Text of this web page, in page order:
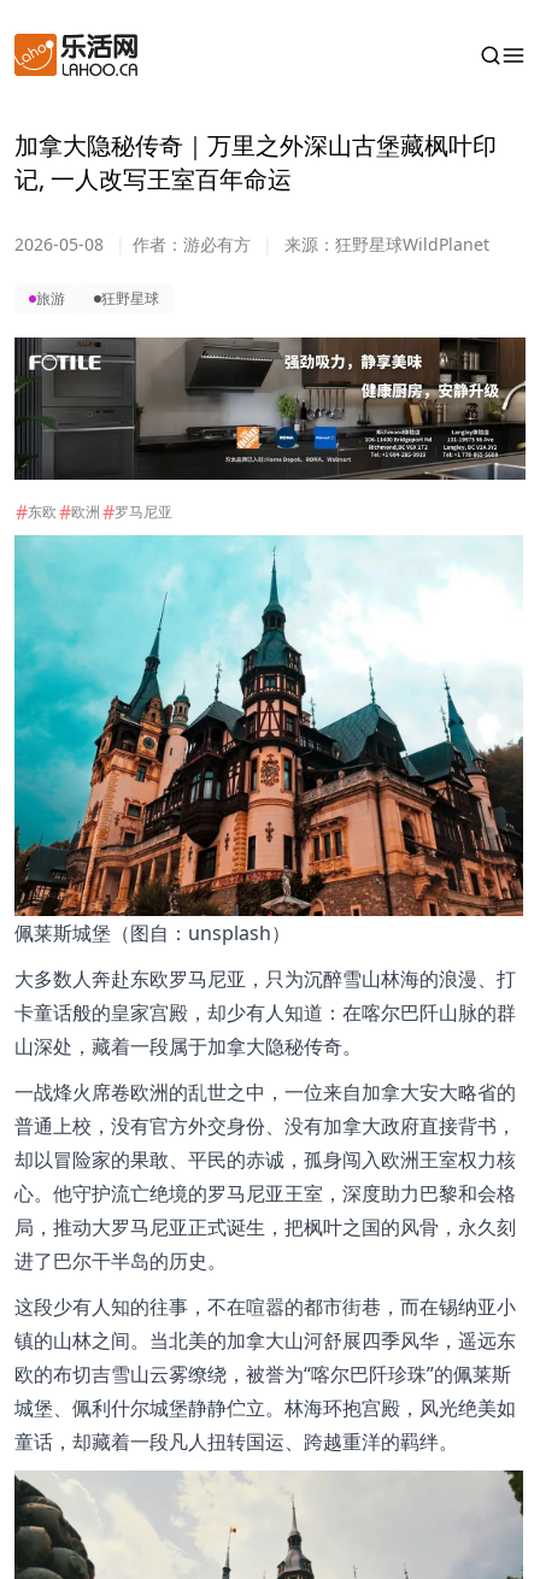
加拿大隐秘传奇｜万里之外深山古堡藏枫叶印
记, 一人改写王室百年命运
2026-05-08 作者： 游必有方 来源： 狂野星球WildPlanet
旅游 狂野星球
#东欧#欧洲#罗马尼亚
佩莱斯城堡（图自：unsplash）
大多数人奔赴东欧罗马尼亚，只为沉醉雪山林海的浪漫、打
卡童话般的皇家宫殿，却少有人知道：在喀尔巴阡山脉的群
山深处，藏着一段属于加拿大隐秘传奇。
一战烽火席卷欧洲的乱世之中，一位来自加拿大安大略省的
普通上校，没有官方外交身份、没有加拿大政府直接背书，
却以冒险家的果敢、平民的赤诚，孤身闯入欧洲王室权力核
心。他守护流亡绝境的罗马尼亚王室，深度助力巴黎和会格
局，推动大罗马尼亚正式诞生，把枫叶之国的风骨，永久刻
进了巴尔干半岛的历史。
这段少有人知的往事，不在喧嚣的都市街巷，而在锡纳亚小
镇的山林之间。当北美的加拿大山河舒展四季风华，遥远东
欧的布切吉雪山云雾缭绕，被誉为“喀尔巴阡珍珠”的佩莱斯
城堡、佩利什尔城堡静静伫立。林海环抱宫殿，风光绝美如
童话，却藏着一段凡人扭转国运、跨越重洋的羁绊。